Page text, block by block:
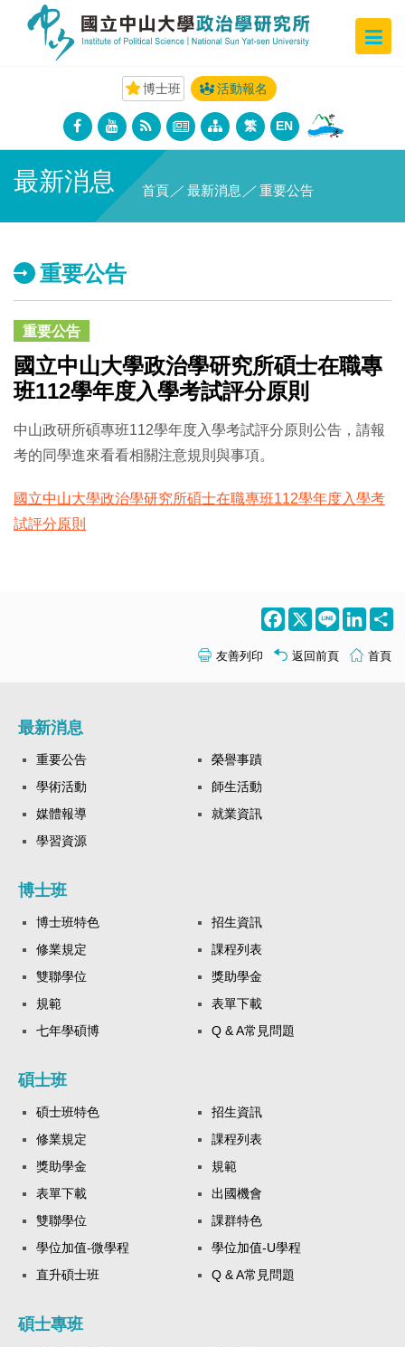
博士班 活動報名
繁 EN
最新消息 首頁 ／ 最新消息 ／ 重要公告
重要公告
重要公告
國立中山大學政治學研究所碩士在職專
班112學年度入學考試評分原則
中山政研所碩專班112學年度入學考試評分原則公告，請報
考的同學進來看看相關注意規則與事項。
國立中山大學政治學研究所碩士在職專班112學年度入學考
試評分原則
Facebook
X Line
友善列印 返回前頁 首頁
最新消息
重要公告
榮譽事蹟
學術活動
師生活動
媒體報導
就業資訊
學習資源
博士班
博士班特色
招生資訊
修業規定
課程列表
雙聯學位
獎助學金
規範
表單下載
七年學碩博
Q & A常見問題
碩士班
碩士班特色
招生資訊
修業規定
課程列表
獎助學金
規範
表單下載
出國機會
雙聯學位
課群特色
學位加值-微學程
學位加值-U學程
直升碩士班
Q & A常見問題
碩士專班